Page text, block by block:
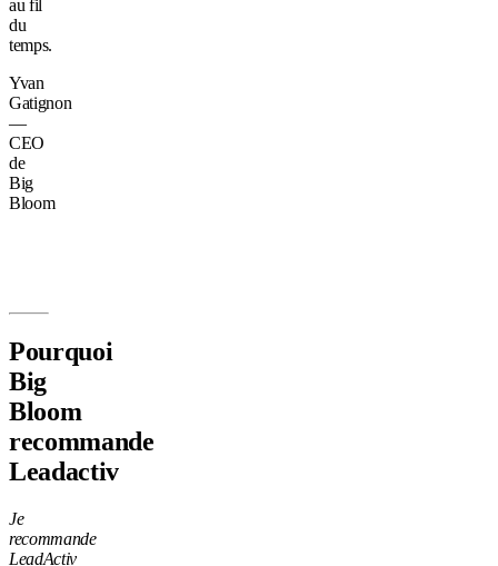
au fil
du
temps.
Yvan
Gatignon
—
CEO
de
Big
Bloom
Pourquoi
Big
Bloom
recommande
Leadactiv
Je
recommande
LeadActiv